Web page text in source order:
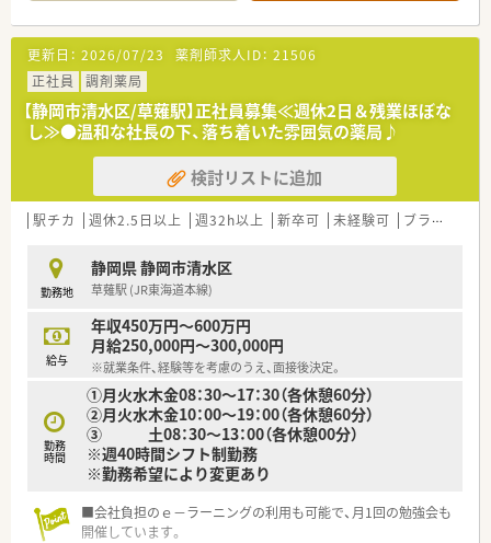
更新日： 2026/07/23 薬剤師求人ID： 21506
正社員
調剤薬局
【静岡市清水区/草薙駅】正社員募集≪週休2日＆残業ほぼな
し≫●温和な社長の下、落ち着いた雰囲気の薬局♪
検討リストに追加
駅チカ 週休2.5日以上 週32h以上 新卒可 未経験可 ブランク可
勤務地
静岡県 静岡市清水区
草薙駅 (JR東海道本線)
給与
年収450万円～600万円
月給250,000円～300,000円
※就業条件、経験等を考慮のうえ、面接後決定。
勤務
時間
①月火水木金08：30～17：30（各休憩60分）
②月火水木金10：00～19：00（各休憩60分）
③ 土08：30～13：00（各休憩00分）
※週40時間シフト制勤務
※勤務希望により変更あり
■会社負担のｅ－ラーニングの利用も可能で、月1回の勉強会も
開催しています。